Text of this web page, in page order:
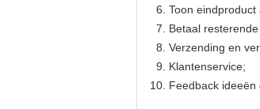
Toon eindproduct
Betaal
Verzending en
Klantenservice;
Feedback